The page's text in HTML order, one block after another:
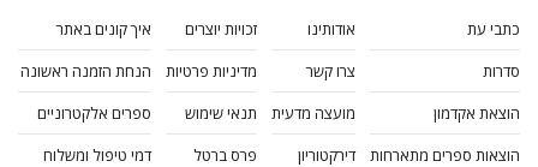
כתבי עת
סדרות
הוצאת אקדמון
הוצאות ספרים מתארחות
אודותינו
צרו קשר
מועצה מדעית
דירקטוריון
זכויות יוצרים
מדיניות פרטיות
תנאי שימוש
פרס ברטל
איך קונים באתר
הנחת הזמנה ראשונה
ספרים אלקטרוניים
דמי טיפול ומשלוח